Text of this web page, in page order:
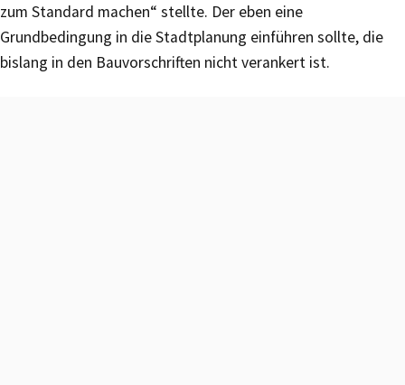
zum Standard machen“ stellte. Der eben eine
Grundbedingung in die Stadtplanung einführen sollte, die
bislang in den Bauvorschriften nicht verankert ist.